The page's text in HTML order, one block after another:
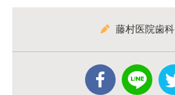
藤村医院歯科